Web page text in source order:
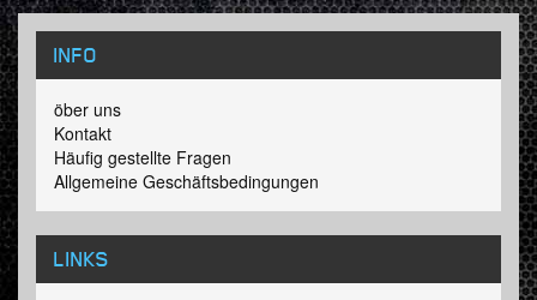
INFO
öber uns
Kontakt
Häufig gestellte Fragen
Allgemeine Geschäftsbedingungen
LINKS